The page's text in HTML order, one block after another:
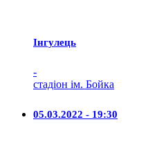
Iнгулець
-
стадіон ім. Бойка
05.03.2022 - 19:30